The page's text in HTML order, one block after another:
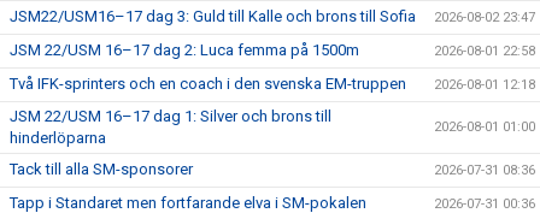
JSM22/USM16–17 dag 3: Guld till Kalle och brons till Sofia 2026-08-02 23:47
JSM 22/USM 16–17 dag 2: Luca femma på 1500m 2026-08-01 22:58
Två IFK-sprinters och en coach i den svenska EM-truppen 2026-08-01 12:18
JSM 22/USM 16–17 dag 1: Silver och brons till
hinderlöparna
2026-08-01 01:00
Tack till alla SM-sponsorer 2026-07-31 08:36
Tapp i Standaret men fortfarande elva i SM-pokalen 2026-07-31 00:36